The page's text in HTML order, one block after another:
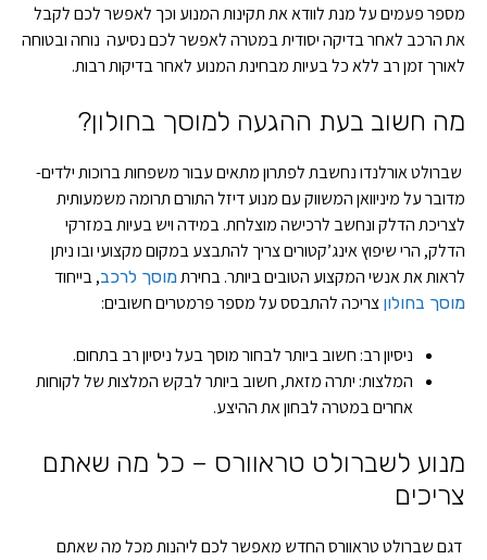
מספר פעמים על מנת לוודא את תקינות המנוע וכך לאפשר לכם לקבל
את הרכב לאחר בדיקה יסודית במטרה לאפשר לכם נסיעה נוחה ובטוחה
לאורך זמן רב ללא כל בעיות מבחינת המנוע לאחר בדיקות רבות.
מה חשוב בעת ההגעה למוסך בחולון?
שברולט אורלנדו נחשבת לפתרון מתאים עבור משפחות ברוכות ילדים-
מדובר על מיניוואן המשווק עם מנוע דיזל התורם תרומה משמעותית
לצריכת הדלק ונחשב לרכישה מוצלחת. במידה ויש בעיות במזרקי
הדלק, הרי שיפוץ אינג’קטורים צריך להתבצע במקום מקצועי ובו ניתן
לראות את אנשי המקצוע הטובים ביותר. בחירתמוסך לרכב, בייחוד
מוסך בחולון צריכה להתבסס על מספר פרמטרים חשובים:
ניסיון רב: חשוב ביותר לבחור מוסך בעל ניסיון רב בתחום.
המלצות: יתרה מזאת, חשוב ביותר לבקש המלצות של לקוחות
אחרים במטרה לבחון את ההיצע.
מנוע לשברולט טראוורס – כל מה שאתם
צריכים
דגם שברולט טראוורס החדש מאפשר לכם ליהנות מכל מה שאתם